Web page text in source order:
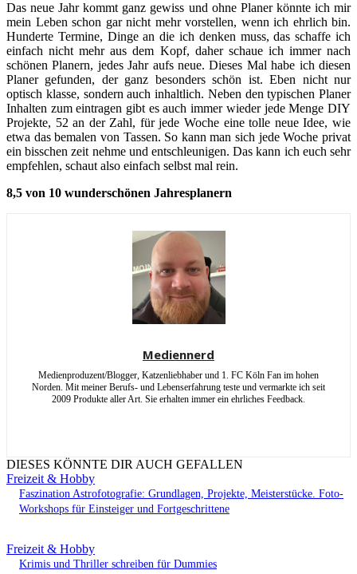
Das neue Jahr kommt ganz gewiss und ohne Planer könnte ich mir
mein Leben schon gar nicht mehr vorstellen, wenn ich ehrlich bin.
Hunderte Termine, Dinge an die ich denken muss, das schaffe ich
einfach nicht mehr aus dem Kopf, daher schaue ich immer nach
schönen Planern, jedes Jahr aufs neue. Dieses Mal habe ich diesen
Planer gefunden, der ganz besonders schön ist. Eben nicht nur
optisch klasse, sondern auch inhaltlich. Neben den typischen Planer
Inhalten zum eintragen gibt es auch immer wieder jede Menge DIY
Projekte, 52 an der Zahl, für jede Woche eine tolle neue Idee, wie
etwa das bemalen von Tassen. So kann man sich jede Woche privat
ein bisschen zeit nehme und entschleunigen. Das kann ich euch sehr
empfehlen, schaut also einfach selbst mal rein.
8,5 von 10 wunderschönen Jahresplanern
Mediennerd
Medienproduzent/Blogger, Katzenliebhaber und 1. FC Köln Fan im hohen
Norden. Mit meiner Berufs- und Lebenserfahrung teste und vermarkte ich seit
2009 Produkte aller Art. Sie erhalten immer ein ehrliches Feedback.
DIESES KÖNNTE DIR AUCH GEFALLEN
Freizeit & Hobby
Faszination Astrofotografie: Grundlagen, Projekte, Meisterstücke. Foto-
Workshops für Einsteiger und Fortgeschrittene
Freizeit & Hobby
Krimis und Thriller schreiben für Dummies